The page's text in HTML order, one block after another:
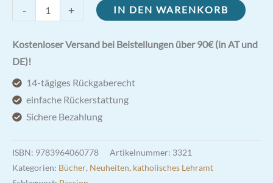
-
Christus
im
chinesischen
+ IN DEN WARENKORB
Kostenloser Versand bei Beistellungen über 90€ (in AT und
DE)!
14-tägiges Rückgaberecht
einfache Rückerstattung
Sichere Bezahlung
ISBN: 9783964060778 Artikelnummer: 3321
Kategorien: Bücher, Neuheiten, katholisches Lehramt